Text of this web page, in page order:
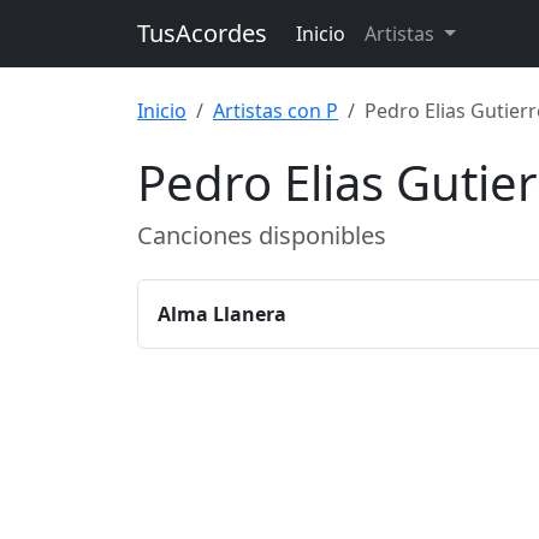
TusAcordes Inicio Artistas
Inicio Artistas con P Pedro Elias
Pedro Elias
Canciones disponibles
Alma Llanera